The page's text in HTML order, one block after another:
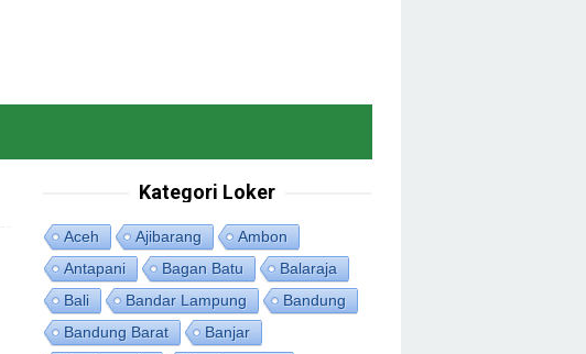
Kategori Loker
Aceh Ajibarang
Ambon
Antapani
Bagan Batu
Balaraja
Bali
Bandar Lampung
Bandung
Bandung Barat
Banjar